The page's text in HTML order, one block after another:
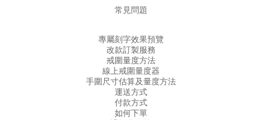
常見問題
專屬刻字效果預覽
改款訂製服務
戒圍量度方法
線上戒圍量度器
手圍尺寸估算及量度方法
運送方式
付款方式
如何下單